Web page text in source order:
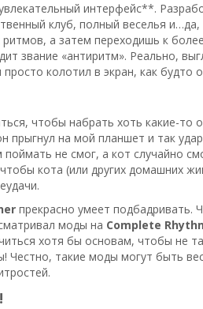
интерфейс**.
клуб, полный веселья
а затем переходишь к
звание «антиритм». Реально,
колотил в экран, как будто
чтобы набрать хоть какие-
прыгнул на мой планшет и так
не смог, а кот случайно
кота (или других домашних
прекрасно умеет подбадривать.
моды на Complete
хотя бы основам, чтобы не
Честно, такие моды могут быть